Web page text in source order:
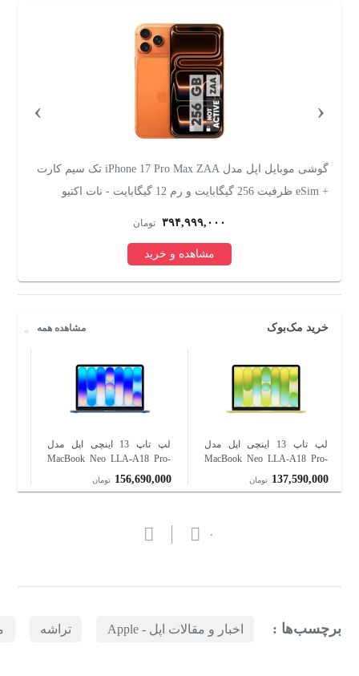
گوشی موبایل اپل مدل iPhone 17 Pro Max ZAA تک سیم کارت
+ eSim ظرفیت 256 گیگابایت و رم 12 گیگابایت - نات اکتیو
۳۹۴,۹۹۹,۰۰۰ تومان
مشاهده و خرید
‹
›
خرید مک‌بوک مشاهده همه
لپ تاپ 13 اینچی اپل مدل
MacBook Neo LLA-A18 Pro-
8GB Ram-256GB SSD
137,590,000 تومان
لپ تاپ 13 اینچی اپل مدل
MacBook Neo LLA-A18 Pro-
8GB Ram-512GB SSD
156,690,000 تومان
۰
برچسب‌ها : اخبار و مقالات اپل - Apple تراشه